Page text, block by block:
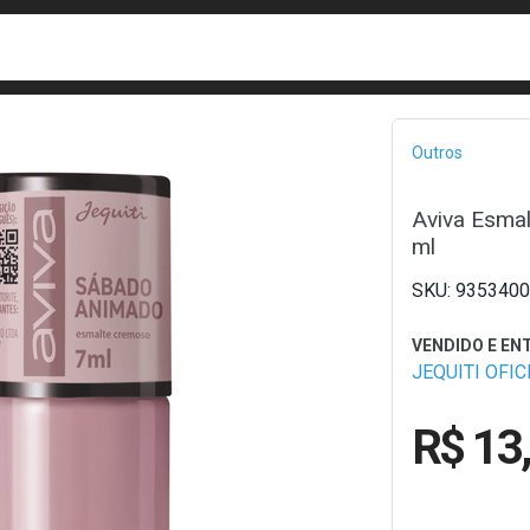
Outros
Aviva
ml
JEQUITI
R$